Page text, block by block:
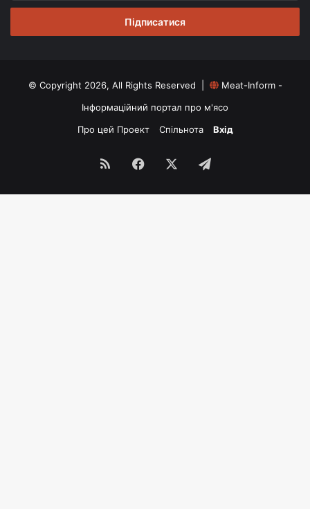
email
© Copyright 2026, All Rights Reserved |
Meat-Inform -
Інформаційний портал про м'ясо
Про цей Проект
Спільнота Вхід
RSS Facebook